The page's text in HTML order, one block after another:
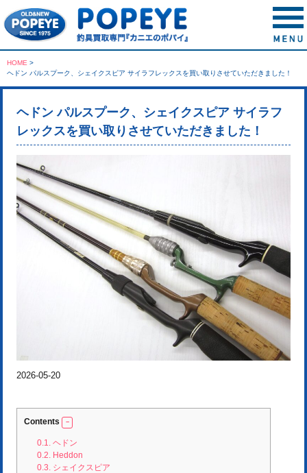
HOME >
ヘドン パルスプーク、シェイクスピア サイラフレックスを買い取りさせていただきました！
ヘドン パルスプーク、シェイクスピア サイラフ
レックスを買い取りさせていただきました！
2026-05-20
Contents
0.1.ヘドン
0.2.Heddon
0.3.シェイクスピア